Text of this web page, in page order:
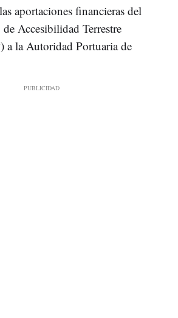
aportaciones financieras del
Accesibilidad Terrestre
a la Autoridad Portuaria de